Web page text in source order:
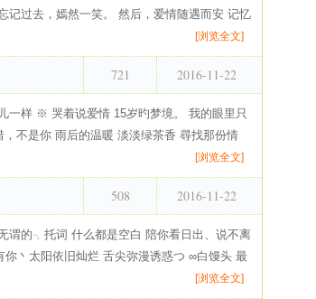
记过去，嫣然一笑。 然后，爱情随遇而安 记忆
[浏览全文]
721 2016-11-22
一样 ※ 哭着说爱情 15岁旳梦境。 我的眼里只
不是你 雨后的温暖 淡淡绿茶香 尋找那份情
[浏览全文]
508 2016-11-22
谓的╮托词 什么都是空白 陪你看日出、说不离
丶太阳依旧灿烂 舌尖弥漫诱惑つ ∞白馒头 最
[浏览全文]